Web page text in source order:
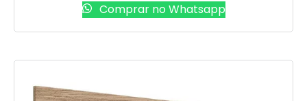
Comprar no Whatsapp